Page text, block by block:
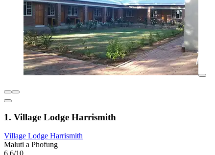
1. Village Lodge Harrismith
Village Lodge Harrismith
Maluti a Phofung